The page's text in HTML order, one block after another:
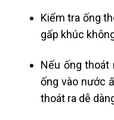
Kiểm tra ống
gấp khúc
Nếu ống thoát
ống vào nước
thoát ra dễ